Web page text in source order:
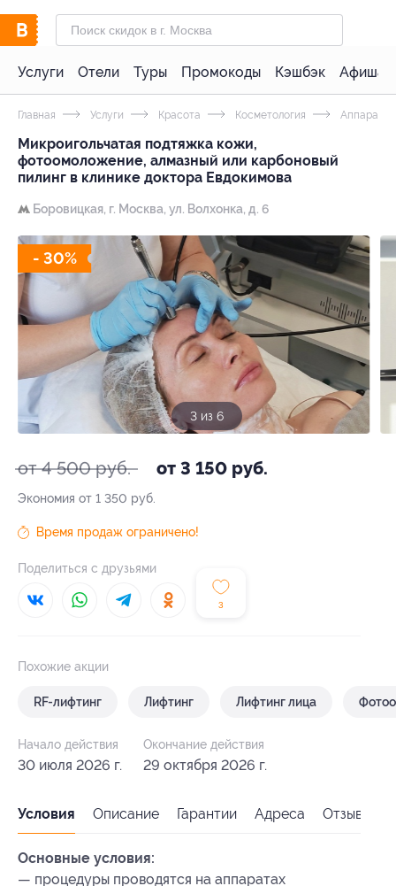
Услуги Отели Туры Промокоды Кэшбэк Афиша
Главная Услуги Красота Косметология
Микроигольчатая подтяжка кожи,
фотоомоложение, алмазный или карбоновый
пилинг в клинике доктора Евдокимова
Боровицкая, г. Москва, ул. Волхонка, д. 6
- 30%
4 из 6
от 4 500 руб. от 3 150 руб.
Экономия от 1 350 руб.
3
Время продаж ограничено!
Поделиться с друзьями
Похожие акции
RF-лифтинг Лифтинг Лифтинг лица
Начало действия
30 июля 2026 г.
Окончание действия
29 октября 2026 г.
Условия Описание Гарантии Адреса Отзывы
Основные условия:
— процедуры проводятся на аппаратах